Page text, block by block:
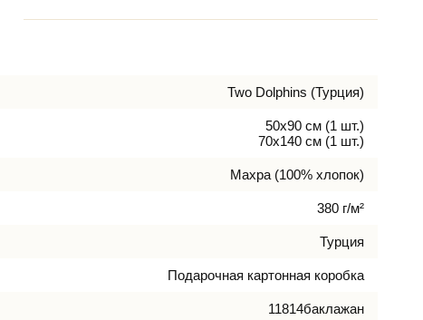
Two Dolphins (Турция)
50х90 см (1 шт.)
70х140 см (1 шт.)
Махра (100% хлопок)
380 г/м²
Турция
Подарочная картонная коробка
11814баклажан